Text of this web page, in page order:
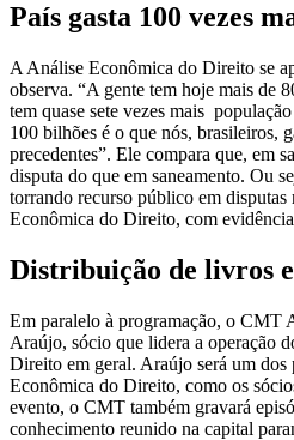
País gasta 100 vezes
A Análise Econômica do Direito se
observa. “A gente tem hoje mais de
tem quase sete vezes mais
100 bilhões é o que nós, brasileiros,
precedentes”. Ele compara que, em
disputa do que em saneamento. Ou
torrando recurso público em
Econômica do Direito, com
Distribuição de livros
Em paralelo à programação, o CMT
Araújo, sócio que lidera a operação
Direito em geral. Araújo será um
Econômica do Direito, como os
evento, o CMT também gravará
conhecimento reunido na capital